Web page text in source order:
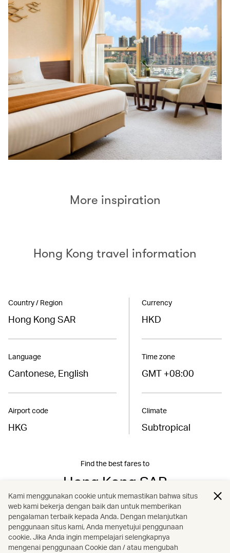
More inspiration
Hong Kong travel information
Country / Region
Hong Kong SAR
Language
Cantonese, English
Airport code
HKG
Currency
HKD
Time zone
GMT +08:00
Climate
Subtropical
Find the best fares to
Hong Kong SAR
Book now
Kami menggunakan cookie untuk memastikan bahwa situs
web kami bekerja dengan baik dan untuk memberikan
pengalaman terbaik kepada Anda. Dengan melanjutkan
penggunaan situs kami, Anda menyetujui penggunaan
cookie. Jika Anda ingin mempelajari selengkapnya
mengenai penggunaan Cookie dan / atau mengubah